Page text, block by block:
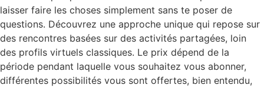
laisser faire les choses simplement sans te poser de
questions. Découvrez une approche unique qui repose sur
des rencontres basées sur des activités partagées, loin
des profils virtuels classiques. Le prix dépend de la
période pendant laquelle vous souhaitez vous abonner,
différentes possibilités vous sont offertes, bien entendu,